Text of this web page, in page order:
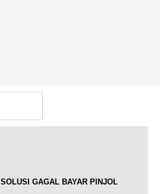
SOLUSI GAGAL BAYAR PINJOL